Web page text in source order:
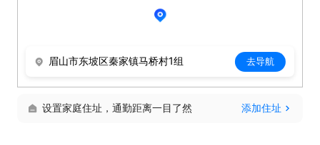
眉山市东坡区秦家镇马桥村1组 去导航
设置家庭住址，通勤距离一目了然 添加住址